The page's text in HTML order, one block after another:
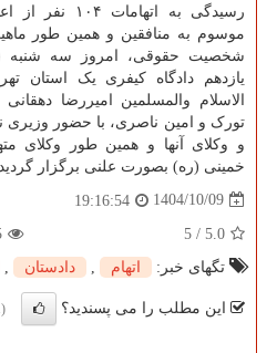
رسیدگی به
موسوم به منافقین و همین طور
یازدهم دادگاه کیفری یک استان
الاسلام والمسلمین امیررضا
تورک و امین ناصری، با حضور وزیری
و وکلای آنها و همین طور وکلای
خمینی (ره) بصورت علنی برگزار
1404/10/09
19:16:54
5.0
/
5
تگهای خبر:
اتهام دادستان
این مطلب را می پسندید؟ (1)